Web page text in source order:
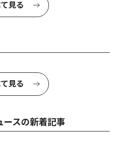
見る
見る
ースの新着記事